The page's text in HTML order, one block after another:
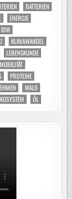
BATTERIEN
ENERGIE
IDW
KLIMAWANDEL
LEBENSKUNDE
MOBILITÄT
PROTEINE
WALD
ÖL